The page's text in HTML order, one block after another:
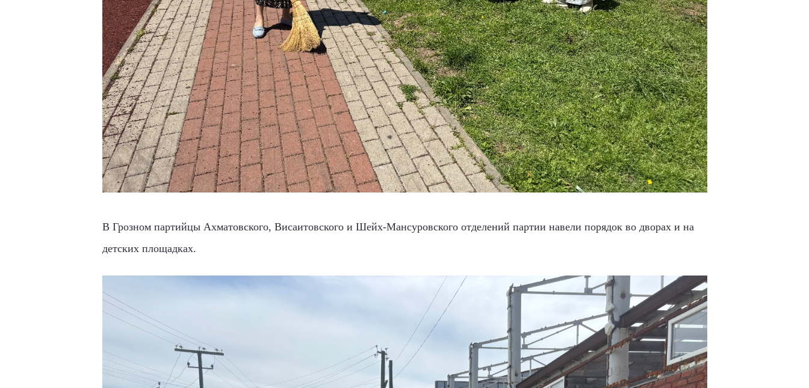
В Грозном партийцы Ахматовского, Висаитовского и Шейх-Мансуровского отделений партии навели порядок во дворах и на
детских площадках.